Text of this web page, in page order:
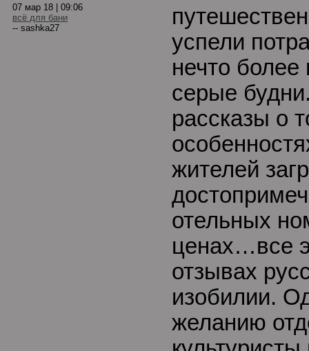
07 мар 18 | 09:06
всё для бани
-- sashka27
успели
нечто
серые
рассказы о
жителей
отельных
ценах…все
отзывах
изобилии.
желанию